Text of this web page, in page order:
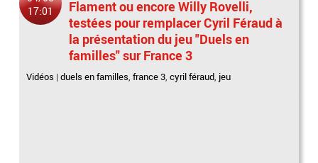
17:01
Flament ou encore Willy Rovelli,
testées pour remplacer Cyril Féraud à
la présentation du jeu "Duels en
familles" sur France 3
Vidéos |duels en familles,france 3,cyril féraud, jeu